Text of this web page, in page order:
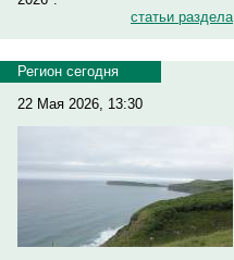
статьи раздела
Регион сегодня
22 Мая 2026, 13:30